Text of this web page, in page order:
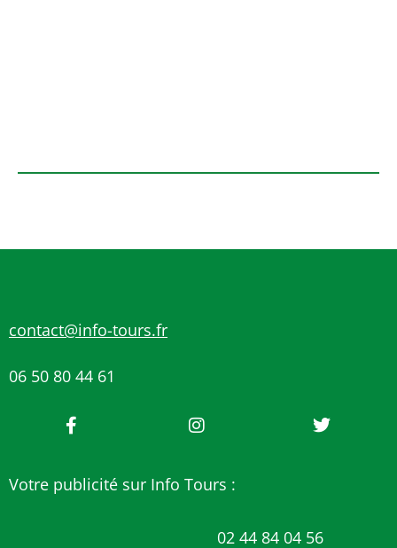
contact@info-tours.fr
06 50 80 44 61
Votre publicité sur Info Tours :
02 44 84 04 56